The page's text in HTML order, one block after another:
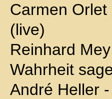
Carmen
(live)
Reinhard
Wahrheit
André Heller